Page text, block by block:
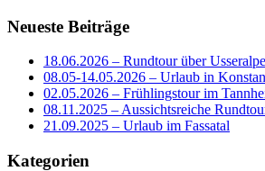
Neueste Beiträge
18.06.2026 – Rundtour über
08.05-14.05.2026 – Urlaub in
02.05.2026 – Frühlingstour im
08.11.2025 – Aussichtsreiche
21.09.2025 – Urlaub im Fassatal
Kategorien